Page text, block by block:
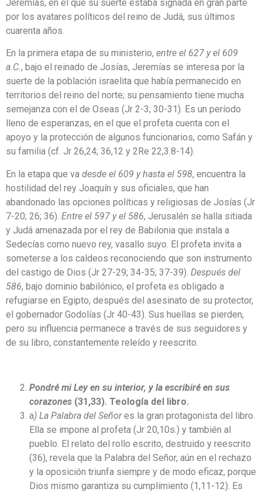
Jeremías, en el que su suerte estaba signada en gran parte
por los avatares políticos del reino de Judá, sus últimos
cuarenta años.
En la primera etapa de su ministerio, entre el 627 y el 609
a.C., bajo el reinado de Josías, Jeremías se interesa por la
suerte de la población israelita que había permanecido en
territorios del reino del norte; su pensamiento tiene mucha
semejanza con el de Oseas (Jr 2-3; 30-31). Es un período
lleno de esperanzas, en el que el profeta cuenta con el
apoyo y la protección de algunos funcionarios, como Safán y
su familia (cf. Jr 26,24; 36,12 y 2Re 22,3.8-14).
En la etapa que va desde el 609 y hasta el 598, encuentra la
hostilidad del rey Joaquín y sus oficiales, que han
abandonado las opciones políticas y religiosas de Josías (Jr
7-20; 26; 36). Entre el 597 y el 586, Jerusalén se halla sitiada
y Judá amenazada por el rey de Babilonia que instala a
Sedecías como nuevo rey, vasallo suyo. El profeta invita a
someterse a los caldeos reconociendo que son instrumento
del castigo de Dios (Jr 27-29; 34-35; 37-39). Después del
586, bajo dominio babilónico, el profeta es obligado a
refugiarse en Egipto, después del asesinato de su protector,
el gobernador Godolías (Jr 40-43). Sus huellas se pierden,
pero su influencia permanece a través de sus seguidores y
de su libro, constantemente releído y reescrito.
Pondré mi Ley en su interior, y la escribiré en sus
corazones (31,33). Teología del libro.
a) La Palabra del Señores la gran protagonista del libro.
Ella se impone al profeta (Jr 20,10s.) y también al
pueblo. El relato del rollo escrito, destruido y reescrito
(36), revela que la Palabra del Señor, aún en el rechazo
y la oposición triunfa siempre y de modo eficaz, porque
Dios mismo garantiza su cumplimiento (1,11-12). Es